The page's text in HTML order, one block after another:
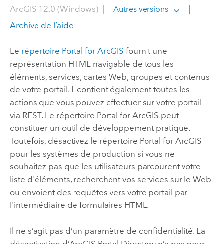
ArcGIS 12.0 (Windows)| Autres versions
Archive de l’aide
Le répertoire Portal for ArcGIS fournit une
représentation HTML navigable de tous les
éléments, services, cartes Web, groupes et contenus
de votre portail. Il contient également toutes les
actions que vous pouvez effectuer sur votre portail
via REST. Le répertoire Portal for ArcGIS peut
constituer un outil de développement pratique.
Toutefois, désactivez le répertoire Portal for ArcGIS
pour les systèmes de production si vous ne
souhaitez pas que les utilisateurs parcourent votre
liste d'éléments, recherchent vos services sur le Web
ou envoient des requêtes vers votre portail par
l'intermédiaire de formulaires HTML.
Il ne s’agit pas d’un paramètre de confidentialité. La